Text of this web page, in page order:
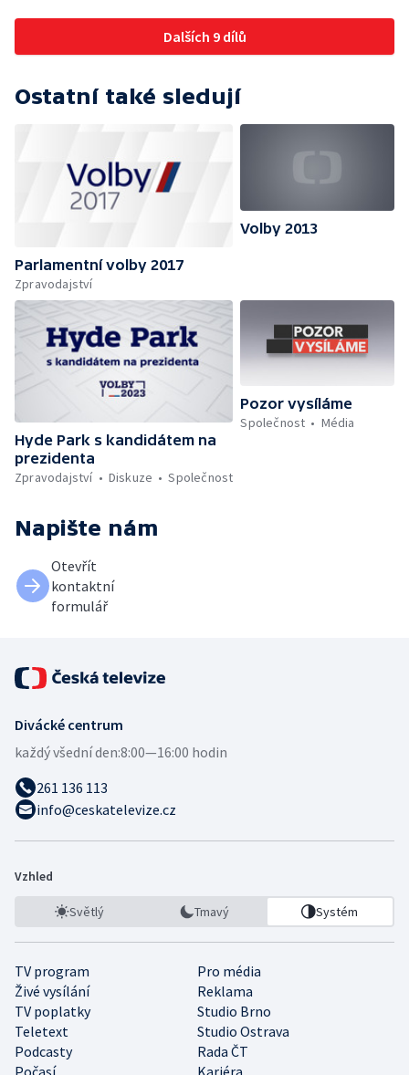
Dalších 9 dílů
Ostatní také sledují
Parlamentní volby 2017
Zpravodajství
Volby 2013
Hyde Park s kandidátem na
prezidenta
Zpravodajství
Diskuze Společnost
Pozor vysíláme
Společnost
Média
Napište nám
Otevřít
kontaktní
formulář
Divácké centrum
každý všední den:8:00—16:00 hodin
261 136 113
info@ceskatelevize.cz
Vzhled
Světlý Tmavý Systém
TV program
Pro média
Živé vysílání
Reklama
TV poplatky
Studio Brno
Teletext
Studio Ostrava
Podcasty
Rada ČT